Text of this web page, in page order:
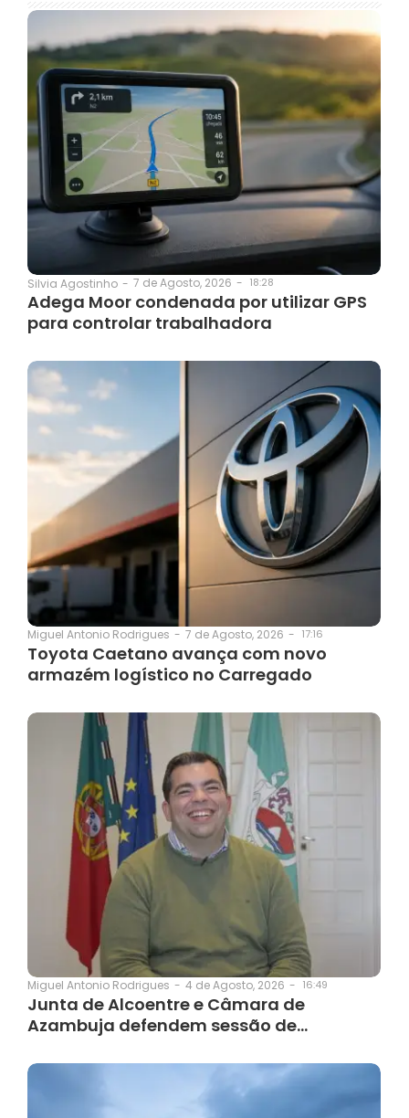
Silvia Agostinho - 7 de Agosto, 2026 - 18:28
Adega Moor condenada por utilizar GPS
para controlar trabalhadora
Miguel Antonio Rodrigues - 7 de Agosto, 2026 - 17:16
Toyota Caetano avança com novo
armazém logístico no Carregado
Miguel Antonio Rodrigues - 4 de Agosto, 2026 - 16:49
Junta de Alcoentre e Câmara de
Azambuja defendem sessão de…